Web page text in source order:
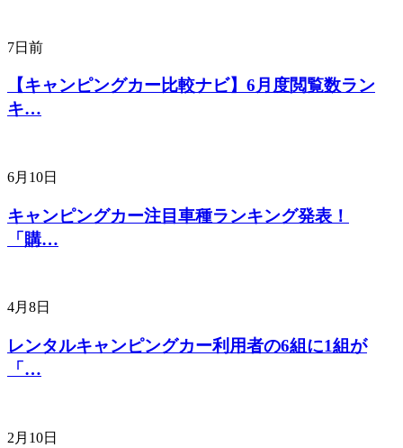
7日前
【キャンピングカー比較ナビ】6月度閲覧数ラン
キ…
6月10日
キャンピングカー注目車種ランキング発表！
「購…
4月8日
レンタルキャンピングカー利用者の6組に1組が
「…
2月10日